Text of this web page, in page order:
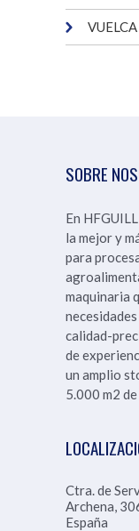
SOBRE
En
la mejor y
para
maquinaria
calidad-
de
un amplio
5.000 m2
Ctra. de
Archena,
España